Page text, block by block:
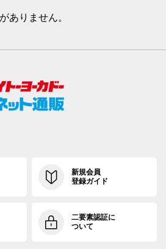
ありません。
新規会員
登録ガイド
二要素認証に
ついて